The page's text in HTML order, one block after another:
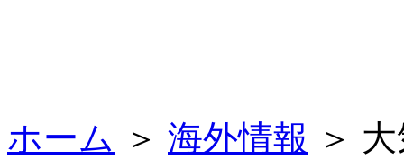
ホーム ＞ 海外情報 ＞